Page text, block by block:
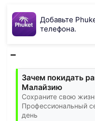
Добавьте
телефона.
Зачем покидать
Малайзию
Сохраните свою
Профессиональный
день